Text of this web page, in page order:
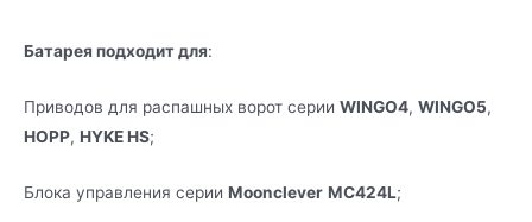
Батарея подходит для:
Приводов для распашных ворот серии WINGO4, WINGO5,
HOPP, HYKEHS;
Блока управления серии Moonclever MC424L;